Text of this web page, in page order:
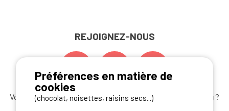
REJOIGNEZ-NOUS
Vous souhaitez bénéficier desmeilleures offres camping ?
Préférences en matière de
cookies
(chocolat, noisettes, raisins secs...)